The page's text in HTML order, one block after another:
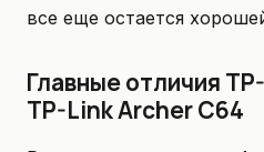
все еще остается
Главные отличия
TP-Link Archer C64